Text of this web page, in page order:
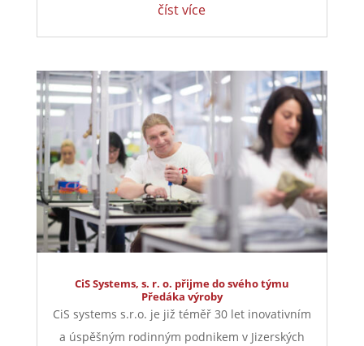
číst více
CiS Systems, s. r. o. přijme do svého týmu
Předáka výroby
CiS systems s.r.o. je již téměř 30 let inovativním
a úspěšným rodinným podnikem v Jizerských